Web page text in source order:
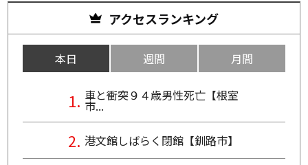
アクセスランキング
本日 週間 月間
車と衝突９４歳男性死亡【根室
市...
港文館しばらく閉館【釧路市】